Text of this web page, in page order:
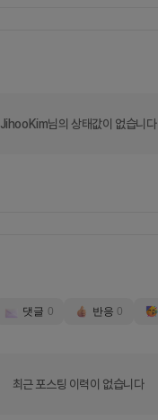
JihooKim님의 상태값이 없습니다
댓글 0 반응 0
최근 포스팅 이력이 없습니다